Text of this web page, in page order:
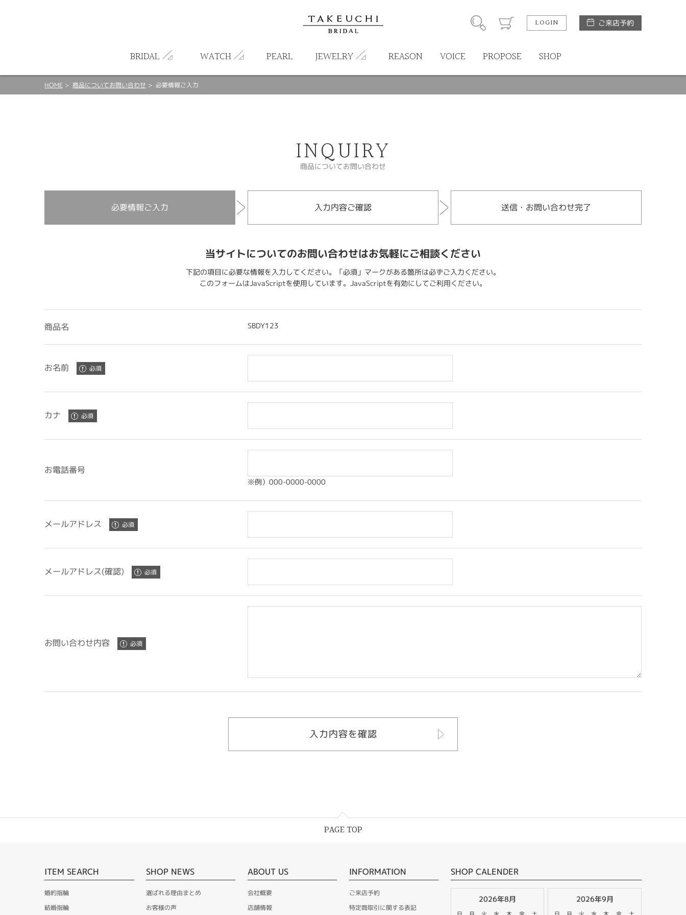
LOGIN ご来店予約
BRIDAL WATCH PEARL JEWELRY REASON VOICE PROPOSE SHOP
HOME 商品についてお問い合わせ 必要情報ご入力
INQUIRY
商品についてお問い合わせ
必要情報ご入力 入力内容ご確認 送信・お問い合わせ完了
当サイトについてのお問い合わせはお気軽にご相談ください
下記の項目に必要な情報を入力してください。「必須」マークがある箇所は必ずご入力ください。
このフォームはJavaScriptを使用しています。JavaScriptを有効にしてご利用ください。
商品名 SBDY123
お名前
カナ
お電話番号
※例）000-0000-0000
メールアドレス
メールアドレス(確認)
お問い合わせ内容
PAGE TOP
ITEM SEARCH
婚約指輪
結婚指輪
SHOP NEWS
選ばれる理由まとめ
お客様の声
ABOUT US
会社概要
店舗情報
INFORMATION
ご来店予約
特定商取引に関する表記
SHOP CALENDER
2026年8月 2026年9月